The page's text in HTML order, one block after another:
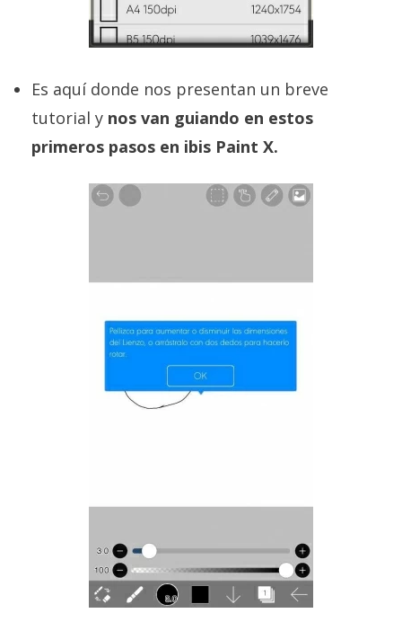
Es aquí donde nos presentan un breve
tutorial y nos van guiando en estos
primeros pasos en ibis Paint X.